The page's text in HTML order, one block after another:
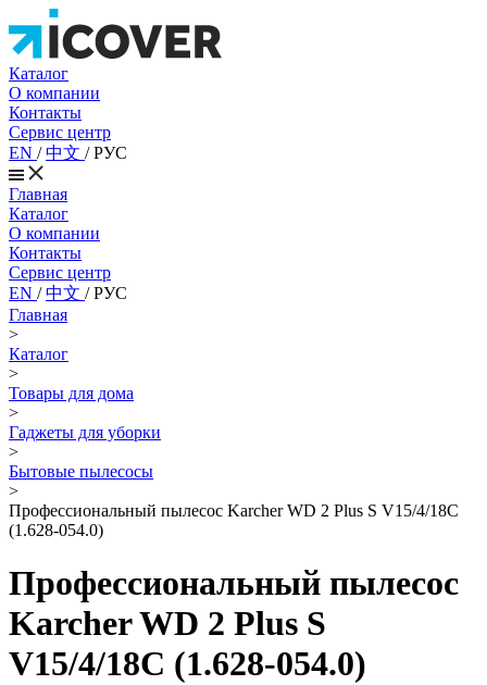
Каталог
О компании
Контакты
Сервис центр
EN /中文 /РУС
Главная
Каталог
О компании
Контакты
Сервис центр
EN /中文 /РУС
Главная
>
Каталог
>
Товары для дома
>
Гаджеты для уборки
>
Бытовые пылесосы
>
Профессиональный пылесос Karcher WD 2 Plus S V15/4/18C
(1.628-054.0)
Профессиональный пылесос
Karcher WD 2 Plus S
V15/4/18C (1.628-054.0)